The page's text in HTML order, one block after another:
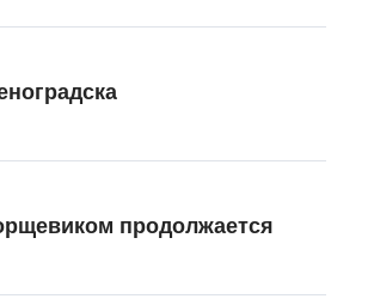
продолжается